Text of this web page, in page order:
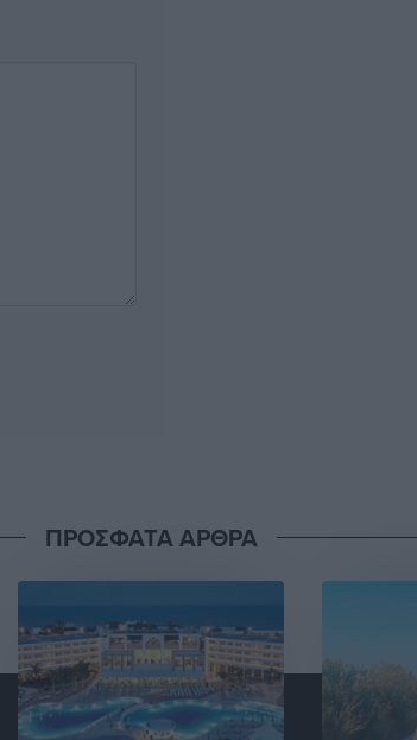
ΠΡΟΣΦΑΤΑ ΑΡΘΡΑ